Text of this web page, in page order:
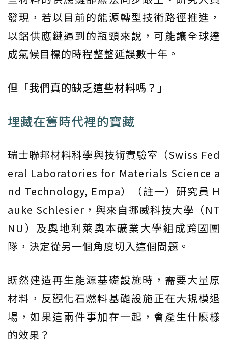
發現，若以目前的能源轉型技術路徑推進，
以鋁供應鏈遇到的瓶頸來說，可能讓全球達
成氣候目標的時程整整延誤數十年。
但「我們真的缺乏這些材料嗎？」
埋藏在舊時代裡的寶藏
瑞士聯邦材料科學與技術實驗室（Swiss Fed
eral Laboratories for Materials Science a
nd Technology, Empa）（註一）研究員 H
auke Schlesier，與來自挪威科技大學（NT
NU）及奧地利萊奧本礦業大學組成跨國團
隊，決定從另一個角度切入這個問題。
既然建造再生能源基礎設施時，需要大量原
材料，反觀化石燃料基礎設施正在大規模退
場，如果這兩件事加在一起，會產生什麼樣
的效果？